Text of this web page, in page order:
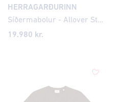
HERRAGARÐURINN
Síðermabolur - Allover Stamps
19.980 kr.